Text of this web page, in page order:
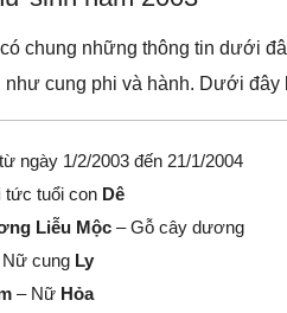
chung những thông tin dưới
cung phi và hành. Dưới đây
ngày 1/2/2003 đến 21/1/2004
tức tuổi con Dê
Liễu Mộc– Gỗ cây dương
cung Ly
– Nữ Hỏa